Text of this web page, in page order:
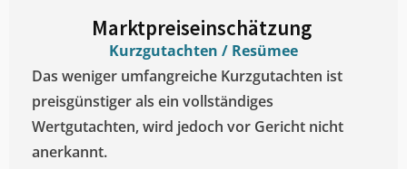
Marktpreiseinschätzung ​
Kurzgutachten / Resümee
Das weniger umfangreiche Kurzgutachten ist
preisgünstiger als ein vollständiges
Wertgutachten, wird jedoch vor Gericht nicht
anerkannt.